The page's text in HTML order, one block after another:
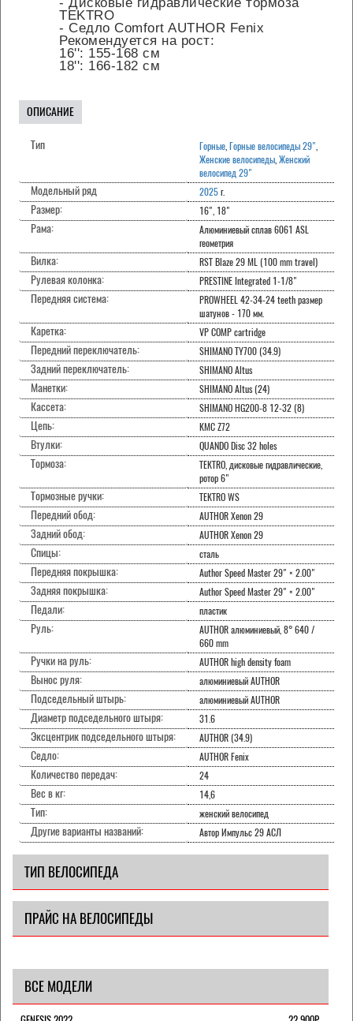
TEKTRO
- Седло Comfort AUTHOR Fenix
Рекомендуется на рост:
16'': 155-168 см
18'': 166-182 см
ОПИСАНИЕ
Тип Горные Горные велосипеды 29"
Женские велосипеды Женский
велосипед 29"
Модельный ряд 2025г.
Размер: 16", 18"
Рама:
Алюминиевый сплав 6061 ASL
геометрия
Вилка: RST Blaze 29 ML (100 mm travel)
Рулевая колонка: PRESTINE Integrated 1-1/8"
Передняя система:
PROWHEEL 42-34-24 teeth размер
шатунов - 170 мм.
Каретка: VP COMP cartridge
Передний переключатель: SHIMANO TY700 (34.9)
Задний переключатель: SHIMANO Altus
Манетки: SHIMANO Altus (24)
Кассета: SHIMANO HG200-8 12-32 (8)
Цепь: KMC Z72
Втулки: QUANDO Disc 32 holes
Тормоза:
TEKTRO, дисковые гидравлические,
ротор 6"
Тормозные ручки: TEKTRO WS
Передний обод: AUTHOR Xenon 29
Задний обод: AUTHOR Xenon 29
Спицы: сталь
Передняя покрышка: Author Speed Master 29" × 2.00"
Задняя покрышка: Author Speed Master 29" × 2.00"
Педали: пластик
Руль:
AUTHOR алюминиевый, 8° 640 /
660 mm
Ручки на руль: AUTHOR high density foam
Вынос руля: алюминиевый AUTHOR
Подседельный штырь: алюминиевый AUTHOR
Диаметр подседельного штыря: 31.6
Эксцентрик подседельного штыря: AUTHOR (34.9)
Седло: AUTHOR Fenix
Количество передач: 24
Вес в кг: 14,6
Тип: женский велосипед
Другие варианты названий: Автор Импульс 29 АСЛ
ТИП ВЕЛОСИПЕДА
ПРАЙС НА ВЕЛОСИПЕДЫ
ВСЕ МОДЕЛИ